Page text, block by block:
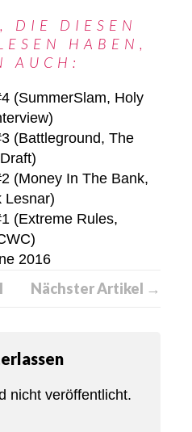
DIE DIESEN
HABEN,
AUCH:
(SummerSlam, Holy
(Battleground, The
(Money In The Bank,
Lesnar)
(Extreme Rules,
2016
Nächster Artikel →
nicht veröffentlicht.